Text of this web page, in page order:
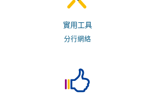
實用工具
分行網絡